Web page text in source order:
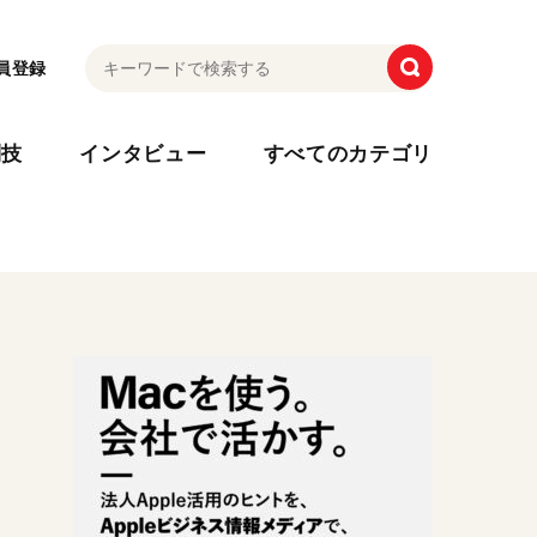
登録
インタビュー すべてのカテゴリ